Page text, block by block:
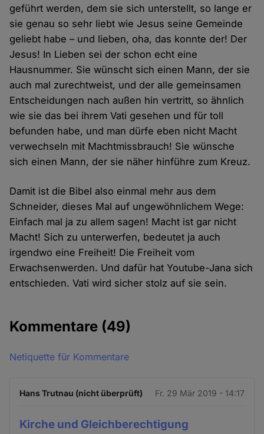
geführt werden, dem sie sich unterstellt, so lange er
sie genau so sehr liebt wie Jesus seine Gemeinde
geliebt habe – und lieben, oha, das konnte der! Der
Jesus! In Lieben sei der schon echt eine
Hausnummer. Sie wünscht sich einen Mann, der sie
auch mal zurechtweist, und der alle gemeinsamen
Entscheidungen nach außen hin vertritt, so ähnlich
wie sie das bei ihrem Vati gesehen und für toll
befunden habe, und man dürfe eben nicht Macht
verwechseln mit Machtmissbrauch! Sie wünsche
sich einen Mann, der sie näher hinführe zum Kreuz.
Damit ist die Bibel also einmal mehr aus dem
Schneider, dieses Mal auf ungewöhnlichem Wege:
Einfach mal ja zu allem sagen! Macht ist gar nicht
Macht! Sich zu unterwerfen, bedeutet ja auch
irgendwo eine Freiheit! Die Freiheit vom
Erwachsenwerden. Und dafür hat Youtube-Jana sich
entschieden. Vati wird sicher stolz auf sie sein.
Kommentare (49)
Netiquette für Kommentare
Hans Trutnau (nicht überprüft) Fr. 29 Mär 2019 - 14:17
Kirche und Gleichberechtigung